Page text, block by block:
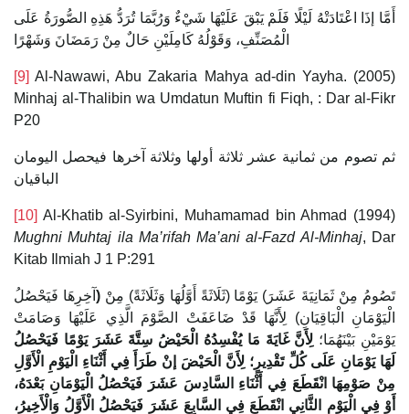
أَمَّا إذَا اعْتَادَتْهُ لَيْلًا فَلَمْ يَبْقَ عَلَيْهَا شَيْءٌ وَرُبَّمَا تُرَدُّ هَذِهِ الصُّورَةُ عَلَى
الْمُصَنِّفِ، وَقَوْلُهُ كَامِلَيْنِ حَالٌ مِنْ رَمَضَانَ وَشَهْرًا
[9] Al-Nawawi, Abu Zakaria Mahya ad-din Yayha. (2005)
Minhaj al-Thalibin wa Umdatun Muftin fi Fiqh, : Dar al-Fikr
P20
ثم تصوم من ثمانية عشر ثلاثة أولها وثلاثة آخرها فيحصل اليومان
الباقيان
[10] Al-Khatib al-Syirbini, Muhamamad bin Ahmad (1994)
Mughni Muhtaj ila Ma’rifah Ma’ani al-Fazd Al-Minhaj, Dar
Kitab Ilmiah J 1 P:291
تَصُومُ مِنْ ثَمَانِيَةَ عَشَرَ) يَوْمًا (ثَلَاثَةً أَوَّلُهَا وَثَلَاثَةً) مِنْ ( آخِرِهَا فَيَحْصُلُ
الْيَوْمَانِ الْبَاقِيَانِ) لِأَنَّهَا قَدْ ضَاعَفَتْ الصَّوْمَ الَّذِي عَلَيْهَا وَصَامَتْ
يَوْمَيْنِ بَيْنَهُمَا؛ لِأَنَّ غَايَةَ مَا يُفْسِدُهُ الْحَيْضُ سِتَّةَ عَشَرَ يَوْمًا فَيَحْصُلُ
لَهَا يَوْمَانِ عَلَى كُلِّ تَقْدِيرٍ؛ لِأَنَّ الْحَيْضَ إنْ طَرَأَ فِي أَثْنَاءِ الْيَوْمِ الْأَوَّلِ
مِنْ صَوْمِهَا انْقَطَعَ فِي أَثْنَاءِ السَّادِسَ عَشَرَ فَيَحْصُلُ الْيَوْمَانِ بَعْدَهُ،
أَوْ فِي الْيَوْمِ الثَّانِي انْقَطَعَ فِي السَّابِعَ عَشَرَ فَيَحْصُلُ الْأَوَّلُ وَالْأَخِيرُ،